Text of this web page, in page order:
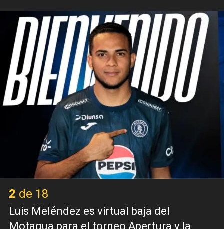
2 de 18
Luis Meléndez es virtual baja del
Motagua para el torneo Apertura y la